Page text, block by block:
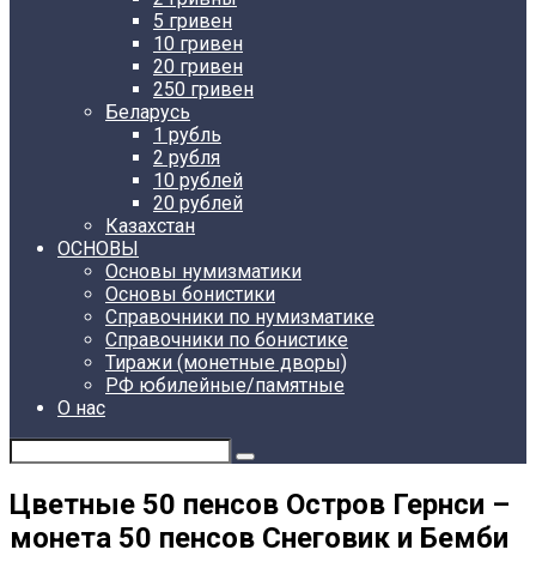
5 гривен
10 гривен
20 гривен
250 гривен
Беларусь
1 рубль
2 рубля
10 рублей
20 рублей
Казахстан
ОСНОВЫ
Основы нумизматики
Основы бонистики
Справочники по нумизматике
Справочники по бонистике
Тиражи (монетные дворы)
РФ юбилейные/памятные
О нас
Цветные 50 пенсов Остров Гернси –
монета 50 пенсов Снеговик и Бемби